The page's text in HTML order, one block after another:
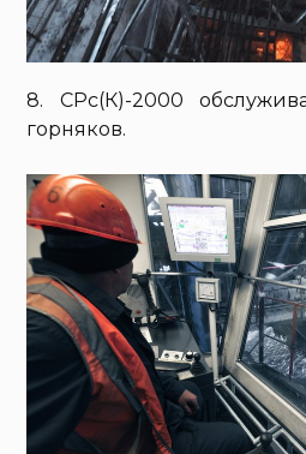
8. СРс(К)-2000
горняков.